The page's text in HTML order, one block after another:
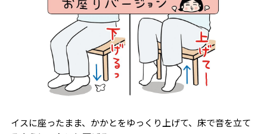
イスに座ったまま、かかとをゆっくり上げて、床で音を立て